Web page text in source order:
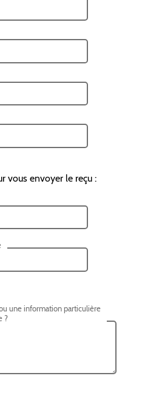
vous envoyer le reçu :
une information particulière
?